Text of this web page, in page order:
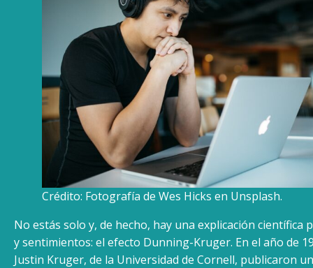
Crédito: Fotografía de Wes Hicks en Unsplash.
No estás solo y, de hecho, hay una explicación científica
y sentimientos: el efecto Dunning-Kruger. En el año de
Justin Kruger, de la Universidad de Cornell, publicaron